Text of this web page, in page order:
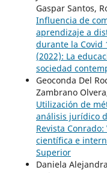
Gaspar Santos,
Influencia de
aprendizaje a
durante la Covid
(2022): La
sociedad
Geoconda Del
Zambrano
Utilización de
análisis jurídico
Revista
científica e
Superior
Daniela